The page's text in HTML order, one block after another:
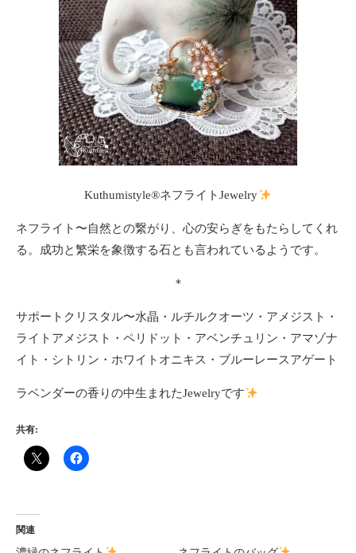
Kuthumistyle®ネフライトJewelry
ネフライト〜自然との繋がり、心の安らぎをもたらしてくれ
る。成功と繁栄を象徴する石とも言われているようです。
＊
サポートクリスタル〜水晶・ルチルクオーツ・アメジスト・
ライトアメジスト・ペリドット・アベンチュリン・アマゾナ
イト・シトリン・ホワイトオニキス・ブルーレースアゲート
ラベンダーの香りの中生まれたJewelryです
共有:
関連